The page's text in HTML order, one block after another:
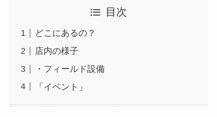
目次
どこにあるの？
店内の様子
・フィールド設備
「イベント」